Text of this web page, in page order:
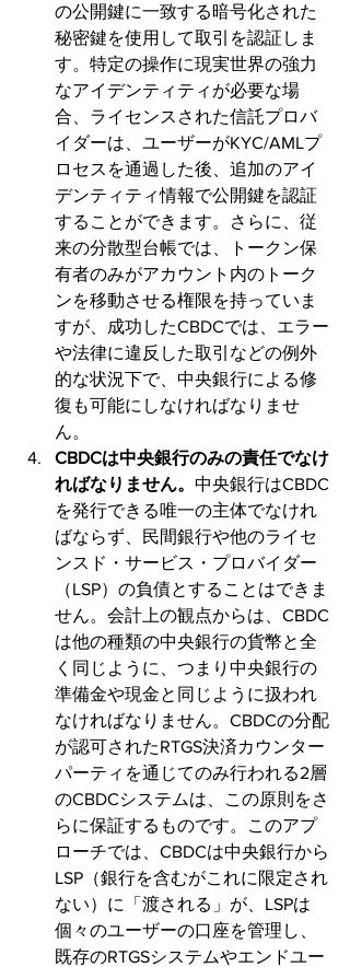
の公開鍵に一致する暗号化された
秘密鍵を使用して取引を認証しま
す。特定の操作に現実世界の強力
なアイデンティティが必要な場
合、ライセンスされた信託プロバ
イダーは、ユーザーがKYC/AMLプ
ロセスを通過した後、追加のアイ
デンティティ情報で公開鍵を認証
することができます。さらに、従
来の分散型台帳では、トークン保
有者のみがアカウント内のトーク
ンを移動させる権限を持っていま
すが、成功したCBDCでは、エラー
や法律に違反した取引などの例外
的な状況下で、中央銀行による修
復も可能にしなければなりませ
ん。
CBDCは中央銀行のみの責任でなけ
ればなりません。 中央銀行はCBDC
を発行できる唯一の主体でなけれ
ばならず、民間銀行や他のライセ
ンスド・サービス・プロバイダー
（LSP）の負債とすることはできま
せん。会計上の観点からは、CBDC
は他の種類の中央銀行の貨幣と全
く同じように、つまり中央銀行の
準備金や現金と同じように扱われ
なければなりません。CBDCの分配
が認可されたRTGS決済カウンター
パーティを通じてのみ行われる2層
のCBDCシステムは、この原則をさ
らに保証するものです。このアプ
ローチでは、CBDCは中央銀行から
LSP（銀行を含むがこれに限定され
ない）に「渡される」が、LSPは
個々のユーザーの口座を管理し、
既存のRTGSシステムやエンドユー